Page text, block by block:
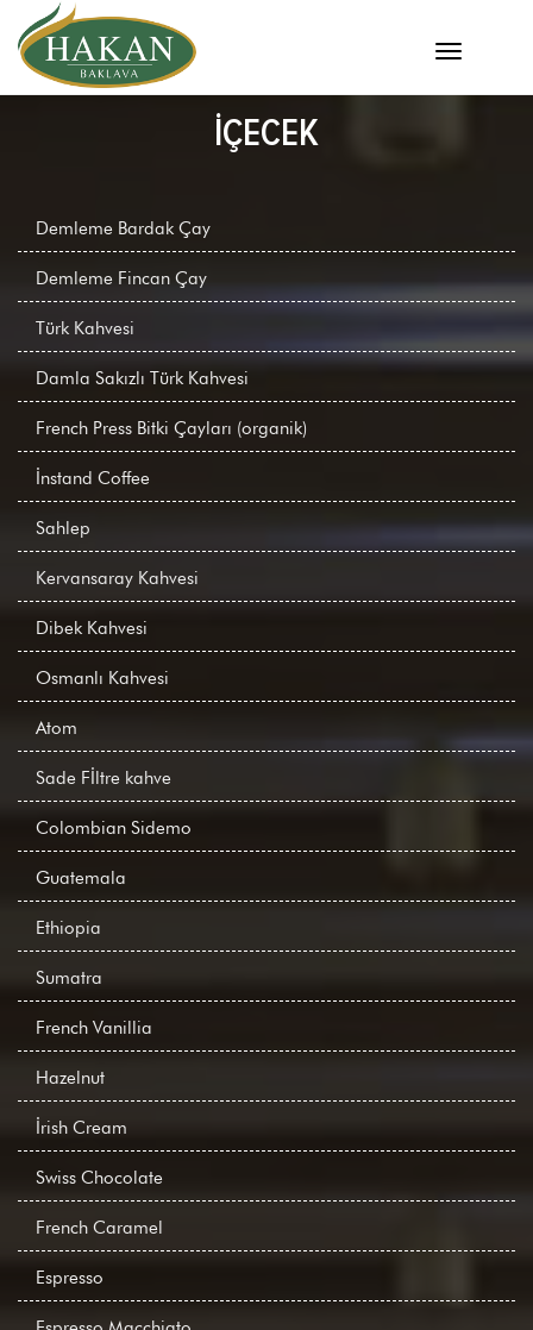
İÇECEK
Demleme Bardak Çay
Demleme Fincan Çay
Türk Kahvesi
Damla Sakızlı Türk Kahvesi
French Press Bitki Çayları (organik)
İnstand Coffee
Sahlep
Kervansaray Kahvesi
Dibek Kahvesi
Osmanlı Kahvesi
Atom
Sade Fİltre kahve
Colombian Sidemo
Guatemala
Ethiopia
Sumatra
French Vanillia
Hazelnut
İrish Cream
Swiss Chocolate
French Caramel
Espresso
Espresso Macchiato